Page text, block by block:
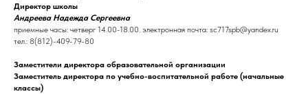
Директор школы
Андреева Надежда Сергеевна
приемные часы: четверг 14.00-18.00. электронная почта: sc717spb@yandex.ru
тел.: 8(812)-409-79-80
Заместители директора образовательной организации
Заместитель директора по учебно-воспитательной работе (начальные
классы)